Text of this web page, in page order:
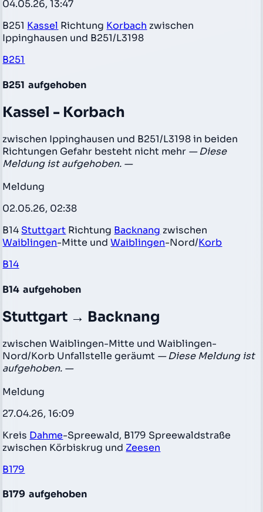
04.05.26, 13:47
B251 Kassel Richtung Korbach zwischen
Ippinghausen und B251/L3198
B251
B251 aufgehoben
Kassel - Korbach
zwischen Ippinghausen und B251/L3198 in beiden
Richtungen Gefahr besteht nicht mehr — Diese
Meldung ist aufgehoben. —
Meldung
02.05.26, 02:38
B14 Stuttgart Richtung Backnang zwischen
Waiblingen-Mitte undWaiblingen-Nord/Korb
B14
B14 aufgehoben
Stuttgart → Backnang
zwischen Waiblingen-Mitte und Waiblingen-
Nord/Korb Unfallstelle geräumt — Diese Meldung ist
aufgehoben. —
Meldung
27.04.26, 16:09
Kreis Dahme-Spreewald, B179 Spreewaldstraße
zwischen Körbiskrug und Zeesen
B179
B179 aufgehoben